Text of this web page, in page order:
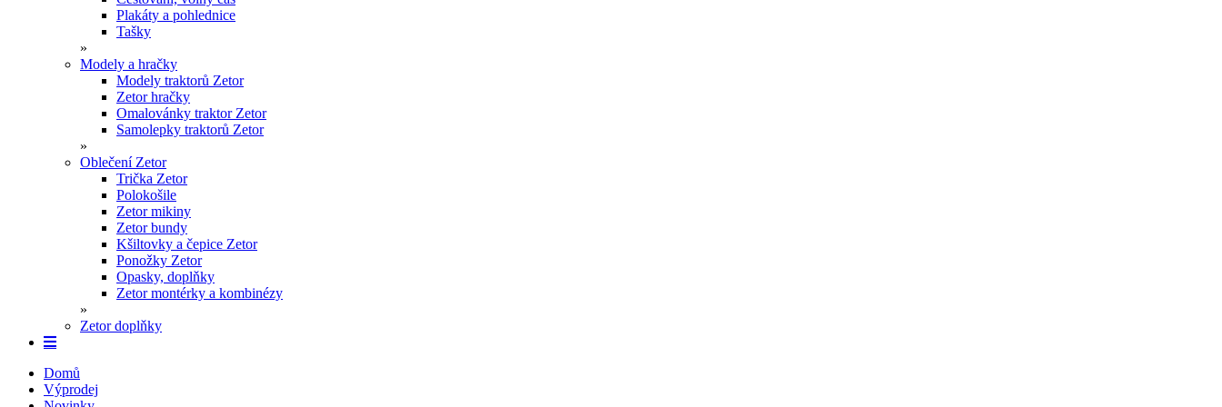
Plakáty a pohlednice
Tašky
»
Modely a hračky
Modely traktorů Zetor
Zetor hračky
Omalovánky traktor Zetor
Samolepky traktorů Zetor
»
Oblečení Zetor
Trička Zetor
Polokošile
Zetor mikiny
Zetor bundy
Kšiltovky a čepice Zetor
Ponožky Zetor
Opasky, doplňky
Zetor montérky a kombinézy
»
Zetor doplňky
Domů
Výprodej